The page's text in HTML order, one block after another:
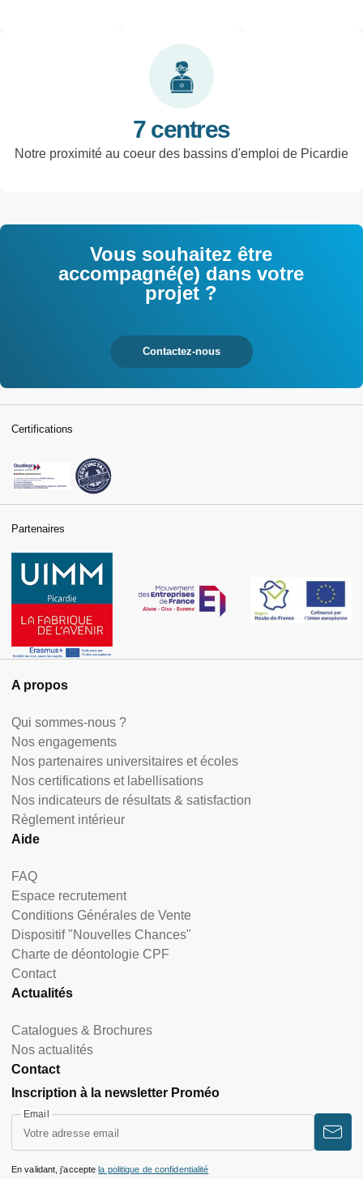
7 centres
Notre proximité au coeur des bassins d'emploi de Picardie
Vous souhaitez être
accompagné(e) dans votre
projet ?
Contactez-nous
A propos
Qui sommes-nous ?
Nos engagements
Nos partenaires universitaires et écoles
Nos certifications et labellisations
Nos indicateurs de résultats & satisfaction
Règlement intérieur
Aide
FAQ
Espace recrutement
Conditions Générales de Vente
Dispositif "Nouvelles Chances"
Charte de déontologie CPF
Contact
Actualités
Catalogues & Brochures
Nos actualités
Contact
Inscription à la newsletter Proméo
Email
En validant, j’accepte la politique de confidentialité
Certifications
Partenaires